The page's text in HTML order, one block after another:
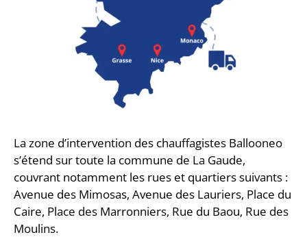
La zone d’intervention des chauffagistes Ballooneo
s’étend sur toute la commune de La Gaude,
couvrant notamment les rues et quartiers suivants :
Avenue des Mimosas, Avenue des Lauriers, Place du
Caire, Place des Marronniers, Rue du Baou, Rue des
Moulins.